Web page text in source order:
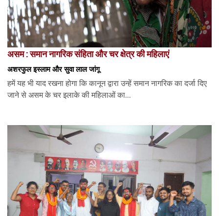
असम : समान नागरिक संहिता और चर क्षेत्र की महिलाएं
अशरफुल इस्लाम और सुवा लाल जांगू
हमें यह भी याद रखना होगा कि कानून द्वारा उन्हें समान नागरिक का दर्जा दिए
जाने से असम के चर इलाके की महिलाओं का...